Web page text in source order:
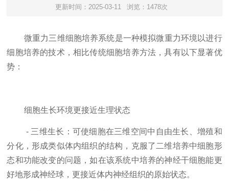
更新时间：2025-03-11 浏览：1478次
微重力三维细胞培养系统是一种模拟微重力环境以进行
细胞培养的技术，相比传统细胞培养方法，具有以下显著优
势：
细胞生长环境更接近生理状态
- 三维生长：可使细胞在三维空间中自由生长、增殖和
分化，形成类似体内组织的结构，克服了二维培养中细胞形
态和功能改变的问题，如在该系统中培养的神经干细胞能更
好地形成神经球，更接近体内神经组织的原始状态。